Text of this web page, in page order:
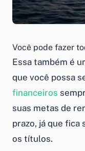
Você pode fazer
Essa também é
que você possa
financeiros
suas metas de
prazo, já que fica
os títulos.